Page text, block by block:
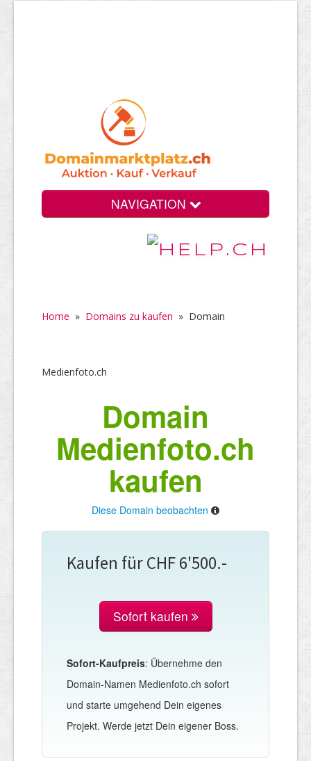
NAVIGATION
Home » Domains zu kaufen » Domain
Medienfoto.ch
Domain
Medienfoto.ch
kaufen
Diese Domain beobachten
Kaufen für CHF 6'500.-
Sofort kaufen
Sofort-Kaufpreis: Übernehme den
Domain-Namen Medienfoto.ch sofort
und starte umgehend Dein eigenes
Projekt. Werde jetzt Dein eigener Boss.